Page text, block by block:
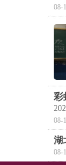
08-
彩
08-
湖
08-